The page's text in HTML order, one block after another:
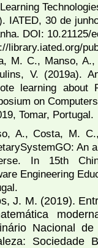
IATED, 30 de
DOI: 10.21125/
library.iated.org/
M. C., Manso,
V. (2019a).
learning about
on
Tomar, Portugal.
A., Costa, M.
An
In 15th
Engineering
J. M. (2019).
Nacional
Sociedade